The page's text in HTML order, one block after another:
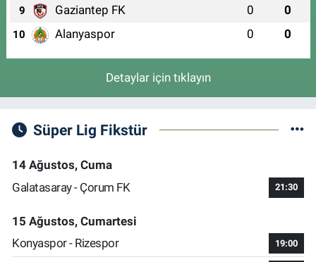
9 Gaziantep FK 0 0
10 Alanyaspor 0 0
Detaylar için tıklayın
Süper Lig Fikstür
14 Ağustos, Cuma
Galatasaray - Çorum FK
21:30
15 Ağustos, Cumartesi
Konyaspor - Rizespor
19:00